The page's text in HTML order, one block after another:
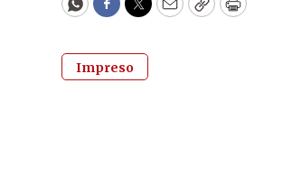
WhatsApp
Facebook
Twitter
EmailCopyPrint
Impreso